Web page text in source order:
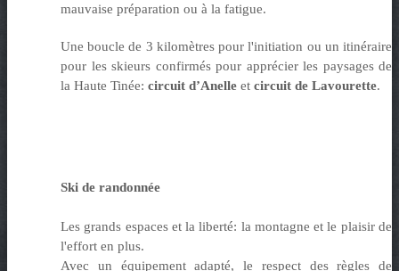
mauvaise préparation ou à la fatigue.
Une boucle de 3 kilomètres pour l'initiation ou un itinéraire
pour les skieurs confirmés pour apprécier les paysages de
la Haute Tinée: circuit d’Anelle et circuit de Lavourette.
Ski de randonnée
Les grands espaces et la liberté: la montagne et le plaisir de
l'effort en plus.
Avec un équipement adapté, le respect des règles de